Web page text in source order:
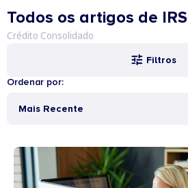
Todos os artigos de IRS
Filtros
Ordenar por:
Mais Recente